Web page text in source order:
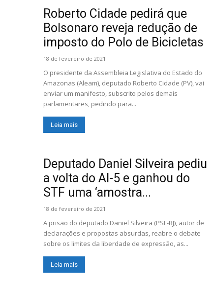
Roberto Cidade pedirá que
Bolsonaro reveja redução de
imposto do Polo de Bicicletas
18 de fevereiro de 2021
O presidente da Assembleia Legislativa do Estado do
Amazonas (Aleam), deputado Roberto Cidade (PV), vai
enviar um manifesto, subscrito pelos demais
parlamentares, pedindo para...
Leia mais
Deputado Daniel Silveira pediu
a volta do AI-5 e ganhou do
STF uma ‘amostra...
18 de fevereiro de 2021
A prisão do deputado Daniel Silveira (PSL-RJ), autor de
declarações e propostas absurdas, reabre o debate
sobre os limites da liberdade de expressão, as...
Leia mais